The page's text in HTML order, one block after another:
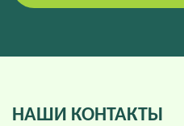
НАШИ КОНТАКТЫ